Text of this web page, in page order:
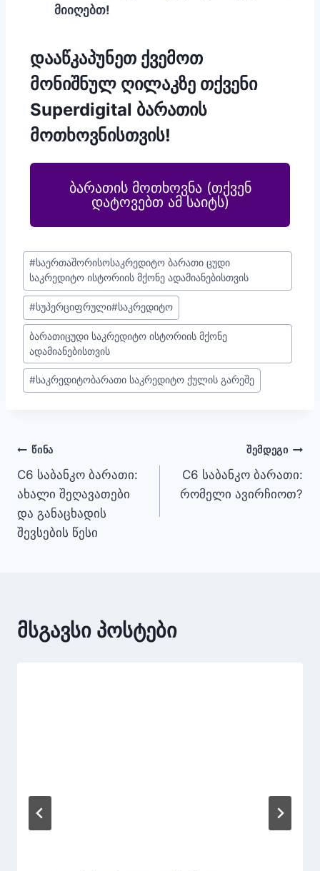
მიიღებთ!
დააწკაპუნეთ ქვემოთ
მონიშნულ ღილაკზე თქვენი
Superdigital ბარათის
მოთხოვნისთვის!
ბარათის მოთხოვნა (თქვენ
დატოვებთ ამ საიტს)
#საერთაშორისოსაკრედიტო ბარათი ცუდი
საკრედიტო ისტორიის მქონე ადამიანებისთვის
#სუპერციფრული#საკრედიტო
ბარათიცუდი საკრედიტო ისტორიის მქონე
ადამიანებისთვის
#საკრედიტობარათი საკრედიტო ქულის გარეშე
ᲬᲘᲜᲐ
C6 საბანკო ბარათი:
ახალი შეღავათები
და განაცხადის
შევსების წესი
ᲨᲔᲛᲓᲔᲒᲘ
C6 საბანკო ბარათი:
რომელი ავირჩიოთ?
მსგავსი პოსტები